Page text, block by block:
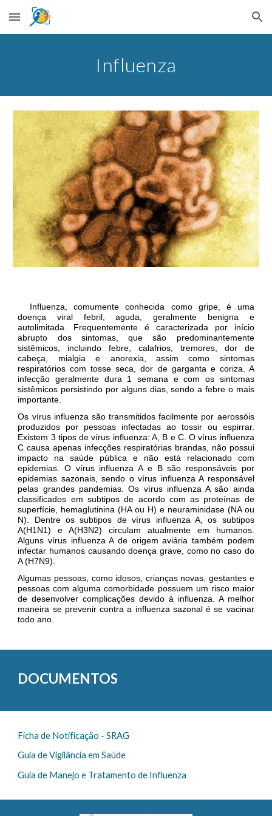
Skip to main content Skip to navigation
Influenza
Influenza, comumente conhecida como gripe, é uma
doença viral febril, aguda, geralmente benigna e
autolimitada. Frequentemente é caracterizada por início
abrupto dos sintomas, que são predominantemente
sistêmicos, incluindo febre, calafrios, tremores, dor de
cabeça, mialgia e anorexia, assim como sintomas
respiratórios com tosse seca, dor de garganta e coriza. A
infecção geralmente dura 1 semana e com os sintomas
sistêmicos persistindo por alguns dias, sendo a febre o mais
importante.
Os vírus influenza são transmitidos facilmente por aerossóis
produzidos por pessoas infectadas ao tossir ou espirrar.
Existem 3 tipos de vírus influenza: A, B e C. O vírus influenza
C causa apenas infecções respiratórias brandas, não possui
impacto na saúde pública e não está relacionado com
epidemias. O vírus influenza A e B são responsáveis por
epidemias sazonais, sendo o vírus influenza A responsável
pelas grandes pandemias. Os vírus influenza A são ainda
classificados em subtipos de acordo com as proteínas de
superfície, hemaglutinina (HA ou H) e neuraminidase (NA ou
N). Dentre os subtipos de vírus influenza A, os subtipos
A(H1N1) e A(H3N2) circulam atualmente em humanos.
Alguns vírus influenza A de origem aviária também podem
infectar humanos causando doença grave, como no caso do
A (H7N9).
Algumas pessoas, como idosos, crianças novas, gestantes e
pessoas com alguma comorbidade possuem um risco maior
de desenvolver complicações devido à influenza. A melhor
maneira se prevenir contra a influenza sazonal é se vacinar
todo ano.
DOCUMENTOS
Ficha de Notificação - SRAG
Guia de Vigilância em Saúde
Guia de Manejo e Tratamento de Influenza